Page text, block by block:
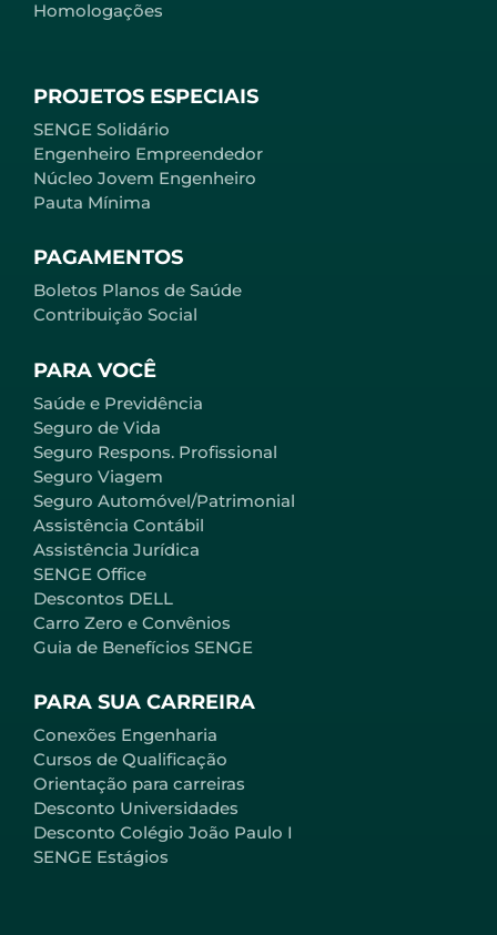
PARA VOCÊ
Saúde e Previdência
Seguro de Vida
Seguro Respons. Profissional
Seguro Viagem
Seguro Automóvel/Patrimonial
Assistência Contábil
Assistência Jurídica
SENGE Office
Descontos DELL
Carro Zero e Convênios
Guia de Benefícios SENGE
PARA SUA CARREIRA
Conexões Engenharia
Cursos de Qualificação
Orientação para carreiras
Desconto Universidades
Desconto Colégio João Paulo I
SENGE Estágios
Homologações
PROJETOS ESPECIAIS
SENGE Solidário
Engenheiro Empreendedor
Núcleo Jovem Engenheiro
Pauta Mínima
PAGAMENTOS
Boletos Planos de Saúde
Contribuição Social